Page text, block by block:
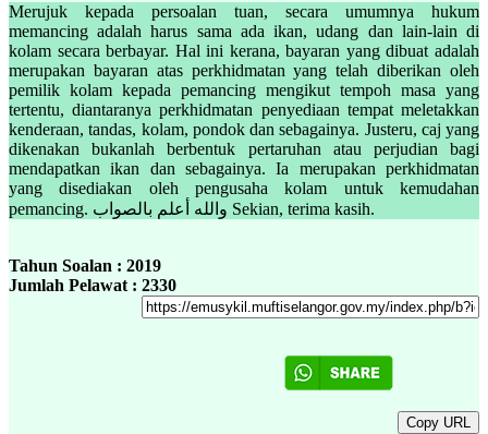
Merujuk kepada persoalan tuan, secara umumnya hukum
memancing adalah harus sama ada ikan, udang dan lain-lain di
kolam secara berbayar. Hal ini kerana, bayaran yang dibuat adalah
merupakan bayaran atas perkhidmatan yang telah diberikan oleh
pemilik kolam kepada pemancing mengikut tempoh masa yang
tertentu, diantaranya perkhidmatan penyediaan tempat meletakkan
kenderaan, tandas, kolam, pondok dan sebagainya. Justeru, caj yang
dikenakan bukanlah berbentuk pertaruhan atau perjudian bagi
mendapatkan ikan dan sebagainya. Ia merupakan perkhidmatan
yang disediakan oleh pengusaha kolam untuk kemudahan
pemancing. والله أعلم بالصواب Sekian, terima kasih.
Tahun Soalan : 2019
Jumlah Pelawat : 2330
Copy URL